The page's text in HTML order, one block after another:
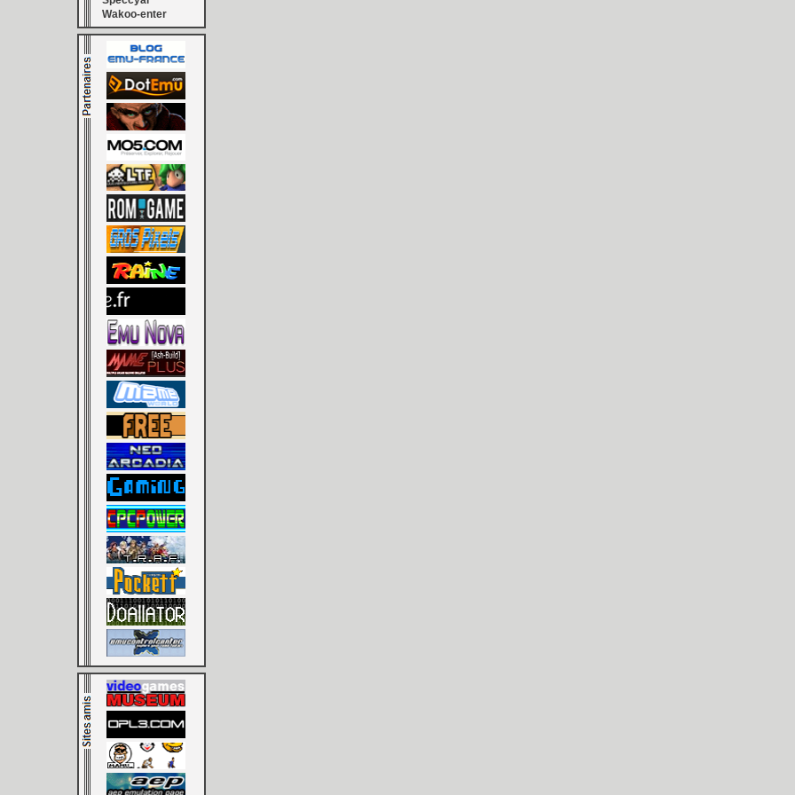
[GK] Pourquoi Marvel
[GK] GTA 6 : Rockstar
[GK] Hot Wheels Infinite
[GK] Mémoire cash -
[GK] Résultats Nintendo :
[GK] Déjà des
[Mo5] Brickboy cherche à
[GK] Minecraft et ses «
[GK] Beast of
[GK] Ubisoft : fin de partie
[GK] Mémoire cash -
[GK] Dan Houser (GTA)
[GK] Comment EA Sports
[GK] Crimson Moon : un
[GK] Isle of Reveries : le
Wakoo-enter